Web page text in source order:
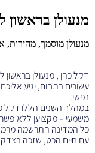
מנעולן בראשון
מנעולן מוסמך, מהירות,
עשורים בתחום, יגיע
נפשי.
במהלך השנים הללו דקל
משמעי – מקצוען ללא
כל המדינה התרשמה מרמת
עם חיים הכט, שזכה